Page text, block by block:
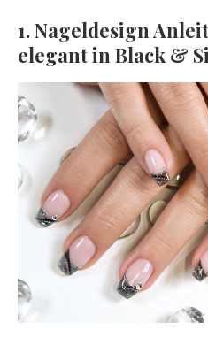
1. Nageldesign
elegant in Black &